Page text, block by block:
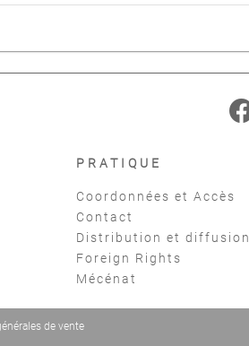
PRATIQUE
Coordonnées et Accès
Contact
Distribution et diffusion
Foreign Rights
Mécénat
de vente